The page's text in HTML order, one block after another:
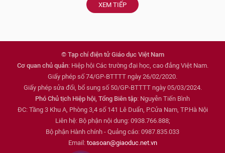
XEM TIẾP
© Tạp chí điện tử Giáo dục Việt Nam
Cơ quan chủ quản: Hiệp hội Các trường đại học, cao đẳng Việt Nam.
Giấy phép số 74/GP-BTTTT ngày 26/02/2020.
Giấy phép sửa đổi, bổ sung số 50/GP-BTTTT ngày 05/03/2024.
Phó Chủ tịch Hiệp hội, Tổng Biên tập: Nguyễn Tiến Bình
ĐC: Tầng 3 Khu A, Phòng 3,4 số 141 Lê Duẩn, P.Cửa Nam, TP.Hà Nội
Liên hệ: Bộ phận nội dung: 0938.766.888;
Bộ phận Hành chính - Quảng cáo: 0987.835.033
Email: toasoan@giaoduc.net.vn